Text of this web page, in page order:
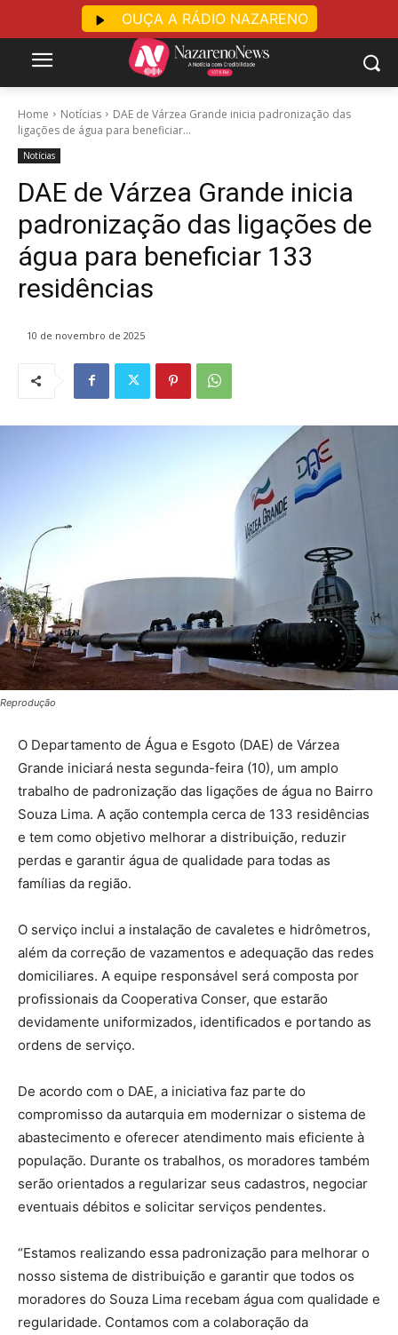
Home Notícias
DAE de Várzea Grande inicia padronização das
ligações de água para beneficiar...
Notícias
DAE de Várzea Grande inicia
padronização das ligações de
água para beneficiar 133
residências
10 de novembro de 2025
Reprodução
O Departamento de Água e Esgoto (DAE) de Várzea
Grande iniciará nesta segunda-feira (10), um amplo
trabalho de padronização das ligações de água no Bairro
Souza Lima. A ação contempla cerca de 133 residências
e tem como objetivo melhorar a distribuição, reduzir
perdas e garantir água de qualidade para todas as
famílias da região.
O serviço inclui a instalação de cavaletes e hidrômetros,
além da correção de vazamentos e adequação das redes
domiciliares. A equipe responsável será composta por
profissionais da Cooperativa Conser, que estarão
devidamente uniformizados, identificados e portando as
ordens de serviço.
De acordo com o DAE, a iniciativa faz parte do
compromisso da autarquia em modernizar o sistema de
abastecimento e oferecer atendimento mais eficiente à
população. Durante os trabalhos, os moradores também
serão orientados a regularizar seus cadastros, negociar
eventuais débitos e solicitar serviços pendentes.
“Estamos realizando essa padronização para melhorar o
nosso sistema de distribuição e garantir que todos os
moradores do Souza Lima recebam água com qualidade e
regularidade. Contamos com a colaboração da
OUÇA A RÁDIO NAZARENO